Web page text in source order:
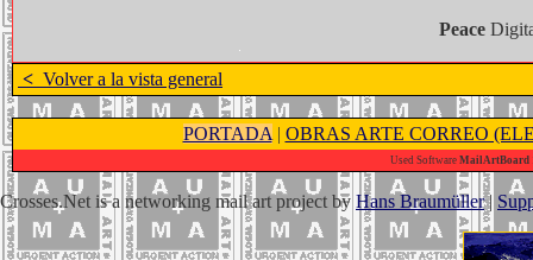
Peace
< Volver a la vista general
PORTADA | OBRAS ARTE CORREO
Used Software MailArtBoard
Crosses.Net is a networking mail art project by Hans Braumüller|